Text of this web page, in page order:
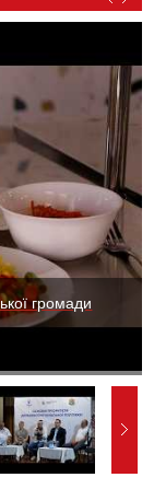
громади